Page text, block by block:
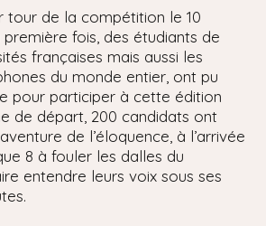
tour de la compétition le 10
fois, des étudiants de
françaises mais aussi les
du monde entier, ont pu
pour participer à cette édition
de départ, 200 candidats ont
de l’éloquence, à l’arrivée
8 à fouler les dalles du
entendre leurs voix sous ses